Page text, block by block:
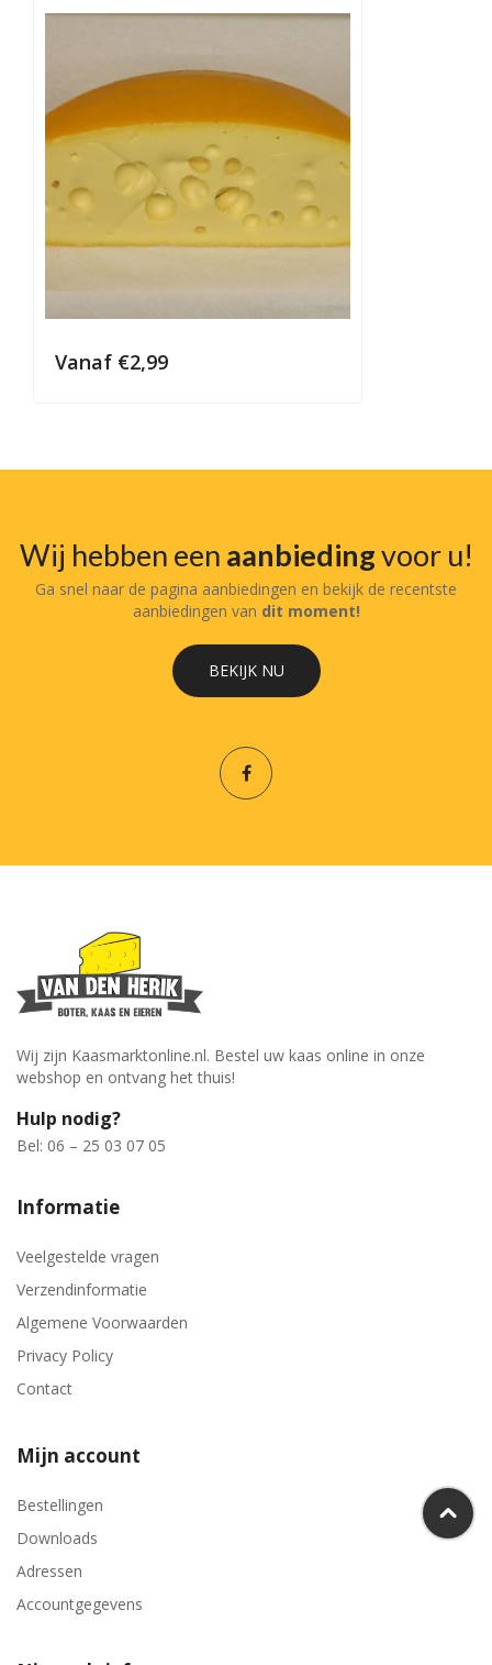
Vanaf €2,99
Wij hebben een aanbiedingvoor u!
Ga snel naar de pagina aanbiedingen en bekijk de recentste
aanbiedingen van dit moment!
BEKIJK NU
Wij zijn Kaasmarktonline.nl. Bestel uw kaas online in onze
webshop en ontvang het thuis!
Hulp nodig?
Bel: 06 – 25 03 07 05
Informatie
Veelgestelde vragen
Verzendinformatie
Algemene Voorwaarden
Privacy Policy
Contact
Mijn account
Bestellingen
Downloads
Adressen
Accountgegevens